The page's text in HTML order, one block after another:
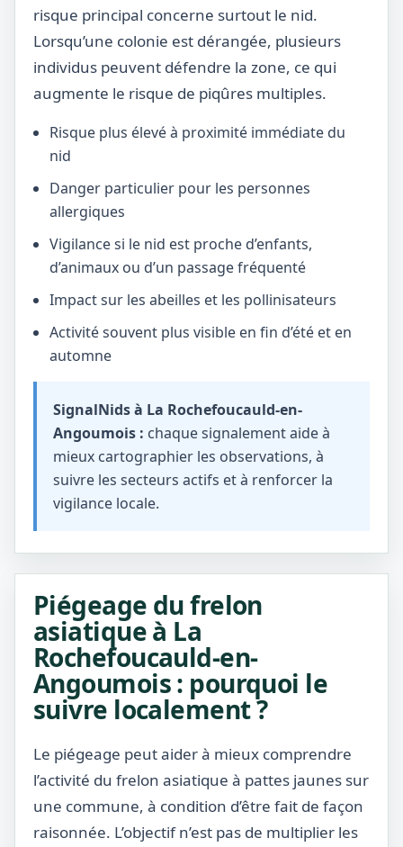
risque principal concerne surtout le nid.
Lorsqu’une colonie est dérangée, plusieurs
individus peuvent défendre la zone, ce qui
augmente le risque de piqûres multiples.
Risque plus élevé à proximité immédiate du
nid
Danger particulier pour les personnes
allergiques
Vigilance si le nid est proche d’enfants,
d’animaux ou d’un passage fréquenté
Impact sur les abeilles et les pollinisateurs
Activité souvent plus visible en fin d’été et en
automne
SignalNids à La Rochefoucauld-en-
Angoumois : chaque signalement aide à
mieux cartographier les observations, à
suivre les secteurs actifs et à renforcer la
vigilance locale.
Piégeage du frelon
asiatique à La
Rochefoucauld-en-
Angoumois : pourquoi le
suivre localement ?
Le piégeage peut aider à mieux comprendre
l’activité du frelon asiatique à pattes jaunes sur
une commune, à condition d’être fait de façon
raisonnée. L’objectif n’est pas de multiplier les